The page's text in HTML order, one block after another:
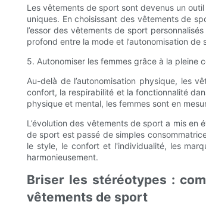
Les vêtements de sport sont devenus un
uniques. En choisissant des vêtements de
l’essor des vêtements de sport
profond entre la mode et l’autonomisation de
5. Autonomiser les femmes grâce à la pleine
Au-delà de l’autonomisation physique, les
confort, la respirabilité et la fonctionnalité
physique et mental, les femmes sont en
L’évolution des vêtements de sport a mis
de sport est passé de simples
le style, le confort et l'individualité, les
harmonieusement.
Briser les stéréotypes :
vêtements de sport